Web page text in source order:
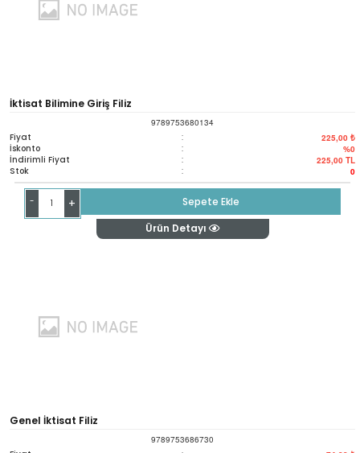
İktisat Bilimine Giriş Filiz
9789753680134
Fiyat : 225,00 ₺
İskonto : %0
İndirimli Fiyat : 225,00 TL
Stok : 0
- +
Sepete Ekle
Ürün Detayı
Genel İktisat Filiz
9789753686730